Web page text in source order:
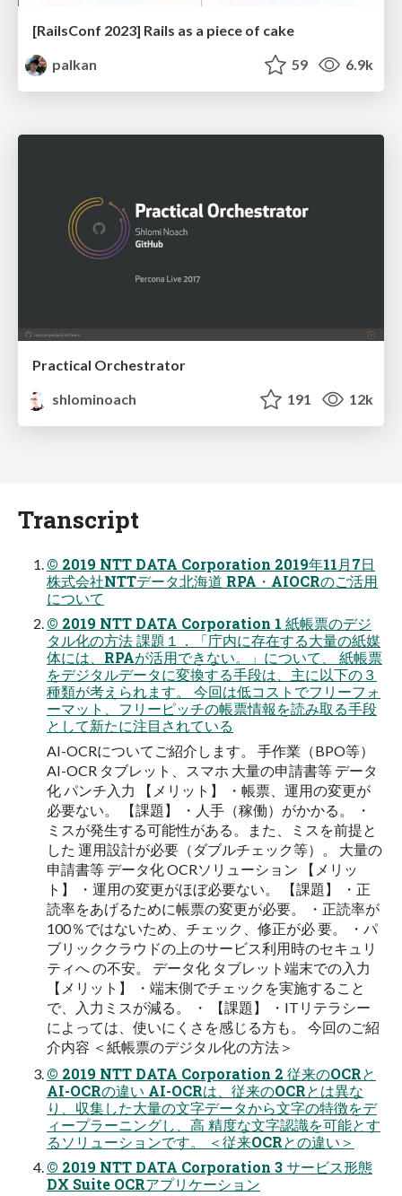
[RailsConf 2023] Rails as a piece of cake
palkan
59 6.9k
Practical Orchestrator
shlominoach
191 12k
Transcript
© 2019 NTT DATA Corporation 2019年11月7日
株式会社NTTデータ北海道 RPA・AIOCRのご活用
について
© 2019 NTT DATA Corporation 1 紙帳票のデジ
タル化の方法 課題１．「庁内に存在する⼤量の紙媒
体には、RPAが活用できない。」について、 紙帳票
をデジタルデータに変換する手段は、主に以下の３
種類が考えられます。 今回は低コストでフリーフォ
ーマット、フリーピッチの帳票情報を読み取る手段
として新たに注目されている
AI-OCRについてご紹介します。 手作業（BPO等）
AI-OCR タブレット、スマホ ⼤量の申請書等 データ
化 パンチ⼊⼒ 【メリット】 ・帳票、運⽤の変更が
必要ない。 【課題】 ・人手（稼働）がかかる。 ・
ミスが発生する可能性がある。また、ミスを前提と
した 運⽤設計が必要（ダブルチェック等）。 ⼤量の
申請書等 データ化 OCRソリューション 【メリッ
ト】 ・運⽤の変更がほぼ必要ない。 【課題】 ・正
読率をあげるために帳票の変更が必要。 ・正読率が
100％ではないため、チェック、修正が必 要。 ・パ
ブリッククラウドの上のサービス利⽤時のセキュリ
ティへ の不安。 データ化 タブレット端末での⼊⼒
【メリット】 ・端末側でチェックを実施すること
で、⼊⼒ミスが減る。 ・ 【課題】 ・ITリテラシー
によっては、使いにくさを感じる方も。 今回のご紹
介内容 ＜紙帳票のデジタル化の方法＞
© 2019 NTT DATA Corporation 2 従来のOCRと
AI-OCRの違い AI-OCRは、従来のOCRとは異な
り、収集した⼤量の⽂字データから⽂字の特徴をデ
ィープラーニングし、⾼ 精度な⽂字認識を可能とす
るソリューションです。 ＜従来OCRとの違い＞
© 2019 NTT DATA Corporation 3 サービス形態
DX Suite OCRアプリケーション